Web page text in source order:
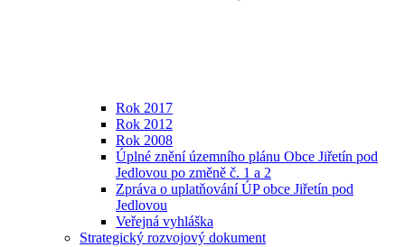
Rok 2017
Rok 2012
Rok 2008
Úplné znění územního plánu Obce Jiřetín pod
Jedlovou po změně č. 1 a 2
Zpráva o uplatňování ÚP obce Jiřetín pod
Jedlovou
Veřejná vyhláška
Strategický rozvojový dokument